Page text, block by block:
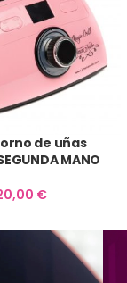
de uñas
MANO
€